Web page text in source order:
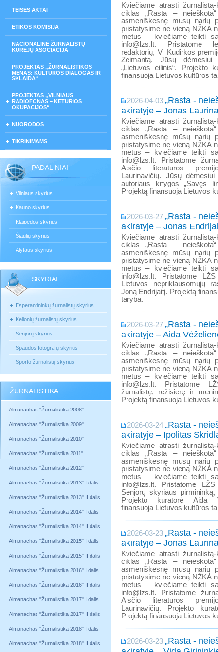
TEISĖS AKTAI
ETIKOS KOMISIJA
NACIONALINĖ ŽURNALISTŲ
KŪRĖJŲ ASOCIACIJA
PROJEKTAS „ŽURNALISTIKOS
MENAS: KULTŪROS DIALOGAS IR
SKLAIDA“
PROJEKTAS „VILNIAUS
RADIOFONAS – KETURIOS
OKUPACIJOS“
NUORODOS
TIKRINIMAMS
PADALINIAI
Vilniaus skyrius
Kauno skyrius
Klaipėdos skyrius
Šiaulių skyrius
Alytaus skyrius
SKYRIAI
Esperantininkų žurnalistų skyrius
Kelionių žurnalistų skyrius
Senjorų skyrius
Spaudos fotografų skyrius
Sporto žurnalistų skyrius
ŽURNALISTIKA
Almanachas "Žurnalistika 2008"
Almanachas "Žurnalistika 2009"
Almanachas "Žurnalistika 2010"
Almanachas "Žurnalistika 2011"
Almanachas "Žurnalistika 2012"
Almanachas "Žurnalistika 2013" I dalis
Almanachas "Žurnalistika 2013" II dalis
Almanachas "Žurnalistika 2014" I dalis
Almanachas "Žurnalistika 2014" II dalis
Almanachas "Žurnalistika 2015" I dalis
Almanachas "Žurnalistika 2015" II dalis
Almanachas "Žurnalistika 2016" I dalis
Almanachas "Žurnalistika 2016" II dalis
Almanachas "Žurnalistika 2017" I dalis
Almanachas "Žurnalistika 2017" II dalis
Almanachas "Žurnalistika 2018" I dalis
Almanachas "Žurnalistika 2018" II dalis
Kviečiame atrasti
ciklas „Rasta –
asmeniškesnę mūsų narių
pristatysime ne vieną NŽKA
metus – kviečiame teikti
info@lzs.lt. Pristatome
redaktorių, V. Kudirkos
Žeimantą. Jūsų
„Lietuvos eilinis“. Projekto
finansuoja Lietuvos kultūros
2026-04-03 „Rasta -
akiratyje – Jonas
Kviečiame atrasti
ciklas „Rasta –
asmeniškesnę mūsų narių
pristatysime ne vieną NŽKA
metus – kviečiame teikti
info@lzs.lt. Pristatome
Aisčio literatūros
Laurinavičių. Jūsų
autoriaus knygos „Savęs
Projektą finansuoja Lietuvos
2026-03-27 „Rasta -
akiratyje – Jonas
Kviečiame atrasti
ciklas „Rasta –
asmeniškesnę mūsų narių
pristatysime ne vieną NŽKA
metus – kviečiame teikti
info@lzs.lt. Pristatome
Lietuvos nepriklausomųjų
Joną Endrijaitį. Projektą
taryba.
2026-03-27 „Rasta -
akiratyje – Aida
Kviečiame atrasti
ciklas „Rasta –
asmeniškesnę mūsų narių
pristatysime ne vieną NŽKA
metus – kviečiame teikti
info@lzs.lt. Pristatome
žurnalistę, režisierę ir
Projektą finansuoja Lietuvos
2026-03-24 „Rasta -
akiratyje – Ipolitas
Kviečiame atrasti
ciklas „Rasta –
asmeniškesnę mūsų narių
pristatysime ne vieną NŽKA
metus – kviečiame teikti
info@lzs.lt. Pristatome
Senjorų skyriaus
Projekto kuratorė Aida
finansuoja Lietuvos kultūros
2026-03-23 „Rasta -
akiratyje – Jonas
Kviečiame atrasti
ciklas „Rasta –
asmeniškesnę mūsų narių
pristatysime ne vieną NŽKA
metus – kviečiame teikti
info@lzs.lt. Pristatome
Aisčio literatūros
Laurinavičių. Projekto
Projektą finansuoja Lietuvos
2026-03-23 „Rasta -